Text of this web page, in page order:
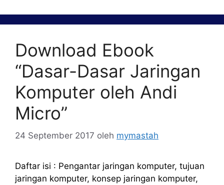
Download Ebook
“Dasar-Dasar Jaringan
Komputer oleh Andi
Micro”
24 September 2017 oleh mymastah
Daftar isi : Pengantar jaringan komputer, tujuan
jaringan komputer, konsep jaringan komputer,